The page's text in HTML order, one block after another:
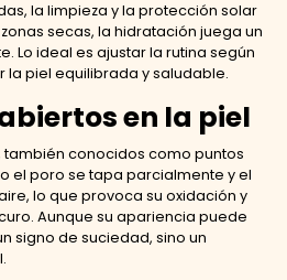
la limpieza y la protección solar
secas, la hidratación juega un
Lo ideal es ajustar la rutina según
la piel equilibrada y saludable.
en la piel
conocidos como puntos
el poro se tapa parcialmente y el
lo que provoca su oxidación y
Aunque su apariencia puede
signo de suciedad, sino un